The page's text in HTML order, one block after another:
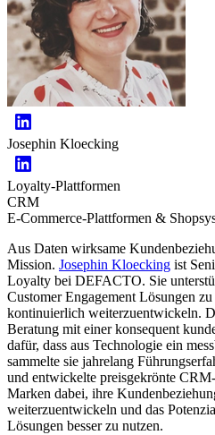
Josephin Kloecking
Loyalty-Plattformen
CRM
E-Commerce-Plattformen &
Aus Daten wirksame
Mission. Josephin Kloecking ist
Loyalty bei DEFACTO. Sie
Customer Engagement Lösungen
kontinuierlich weiterzuentwickeln.
Beratung mit einer konsequent
dafür, dass aus Technologie ein
sammelte sie jahrelang
und entwickelte preisgekrönte
Marken dabei, ihre
weiterzuentwickeln und das
Lösungen besser zu nutzen.